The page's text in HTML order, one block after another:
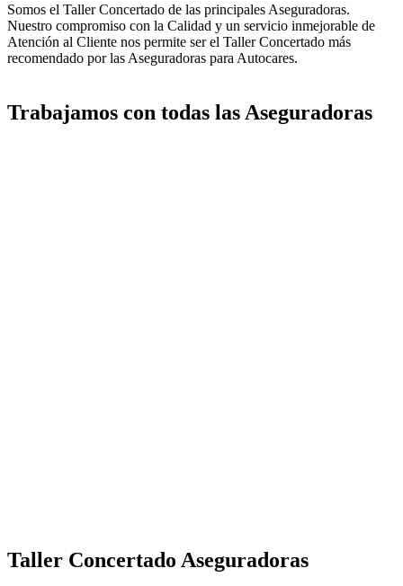
Somos el Taller Concertado de las principales Aseguradoras.
Nuestro compromiso con la Calidad y un servicio inmejorable de
Atención al Cliente nos permite ser el Taller Concertado más
recomendado por las Aseguradoras para Autocares.
Trabajamos con todas las Aseguradoras
Taller Concertado Aseguradoras